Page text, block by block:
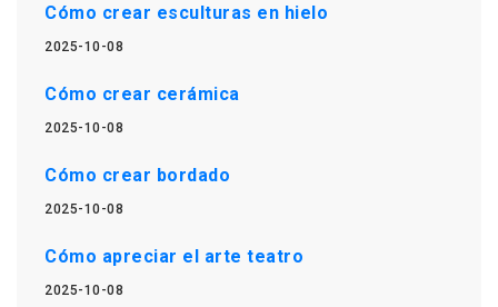
Cómo crear esculturas en hielo
2025-10-08
Cómo crear cerámica
2025-10-08
Cómo crear bordado
2025-10-08
Cómo apreciar el arte teatro
2025-10-08